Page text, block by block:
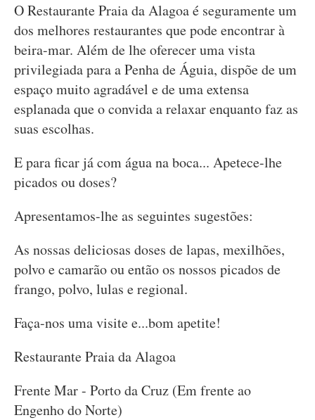
O Restaurante Praia da Alagoa é seguramente um
dos melhores restaurantes que pode encontrar à
beira-mar. Além de lhe oferecer uma vista
privilegiada para a Penha de Águia, dispõe de um
espaço muito agradável e de uma extensa
esplanada que o convida a relaxar enquanto faz as
suas escolhas.
E para ficar já com água na boca... Apetece-lhe
picados ou doses?
Apresentamos-lhe as seguintes sugestões:
As nossas deliciosas doses de lapas, mexilhões,
polvo e camarão ou então os nossos picados de
frango, polvo, lulas e regional.
Faça-nos uma visite e...bom apetite!
Restaurante Praia da Alagoa
Frente Mar - Porto da Cruz (Em frente ao
Engenho do Norte)